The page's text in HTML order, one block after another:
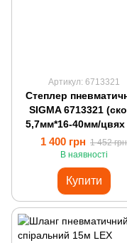
Артикул: 6713321
Степлер
SIGMA 6713321
5,7мм*16-40мм/цвях
50мм)
1 400 грн 1 452 грн
В наявності
Купити